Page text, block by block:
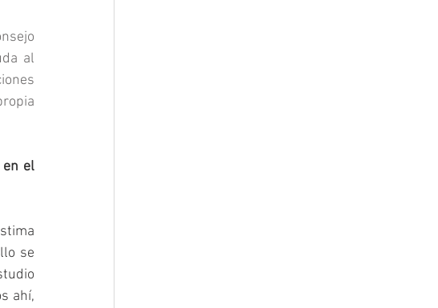
al
en el
se
ahí,